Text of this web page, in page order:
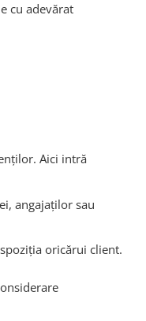
cu adevărat
Aici intră
angajaților sau
oricărui client.